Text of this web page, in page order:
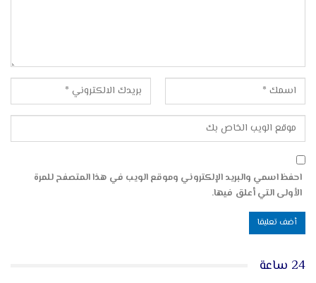
احفظ اسمي والبريد الإلكتروني وموقع الويب في هذا المتصفح للمرة
الأولى التي أعلق فيها.
24 ساعة